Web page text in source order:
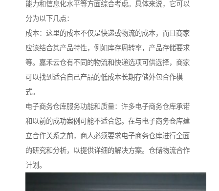
能力和信息化水平等方面综合考虑。具体来说，它可以
分为以下几点：
成本：这里的成本不仅是快递或物流的成本，而且商家
应该结合其产品特性，例如库存周转率，产品存储要求
等。嘉禾云仓有不同的物流和快递选项可供选择，商家
可以找到适合自己产品的低成本长期存储外包合作模
式。
电子商务仓库服务功能和质量：许多电子商务仓库承诺
和以前的成功案例可能不适合您。在与电子商务仓库建
立合作关系之前，商人必须要求电子商务仓库进行全面
的研究和分析，以提供详细的解决方案。仓储物流合作
计划。